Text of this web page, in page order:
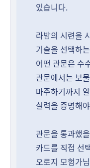
있습니다.
라밤의 시련을
기술을 선택하
어떤 관문은 수
관문에서는 보
마주하기까지
실력을 증명해
관문을 통과했
카드를 직접 선
오로지 모험가